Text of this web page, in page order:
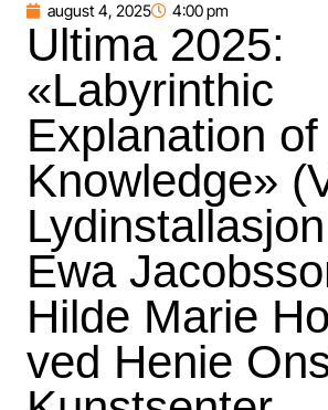
august 4, 2025 4:00 pm
Ultima 2025:
«Labyrinthic
Explanation of
Knowledge»
Ewa
Hilde Marie
ved Henie